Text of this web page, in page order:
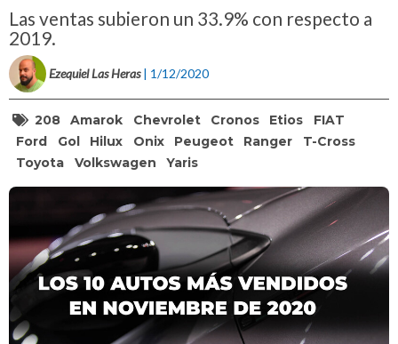
Las ventas subieron un 33.9% con respecto a
2019.
Ezequiel Las Heras | 1/12/2020
208 Amarok Chevrolet Cronos Etios
FIAT
Ford
Gol Hilux Onix Peugeot Ranger
T-Cross
Toyota
Volkswagen Yaris